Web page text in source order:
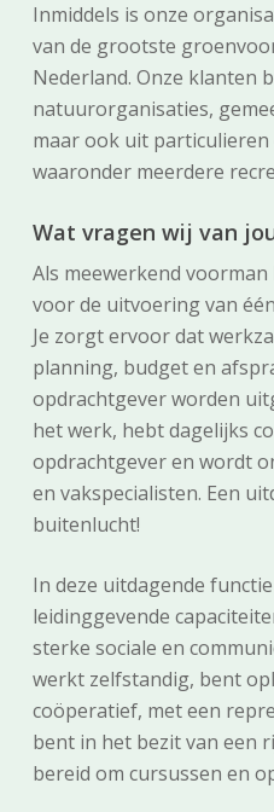
Inmiddels is onze
van de grootste
Nederland. Onze klanten
natuurorganisaties,
maar ook uit
waaronder meerdere
Wat vragen wij van
Als meewerkend
voor de uitvoering van
Je zorgt ervoor dat
planning, budget en
opdrachtgever worden
het werk, hebt dagelijks
opdrachtgever en wordt
en vakspecialisten. Een
buitenlucht!
In deze uitdagende
leidinggevende
sterke sociale en
werkt zelfstandig, bent
coöperatief, met een
bent in het bezit van een
bereid om cursussen en